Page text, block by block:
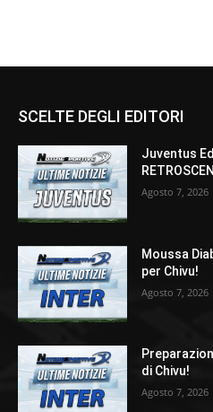
SCELTE DEGLI EDITORI
Juventus
Agosto 7, 2026
Moussa
per Chivu!
Agosto 7, 2026
di Chivu!
Agosto 7, 2026